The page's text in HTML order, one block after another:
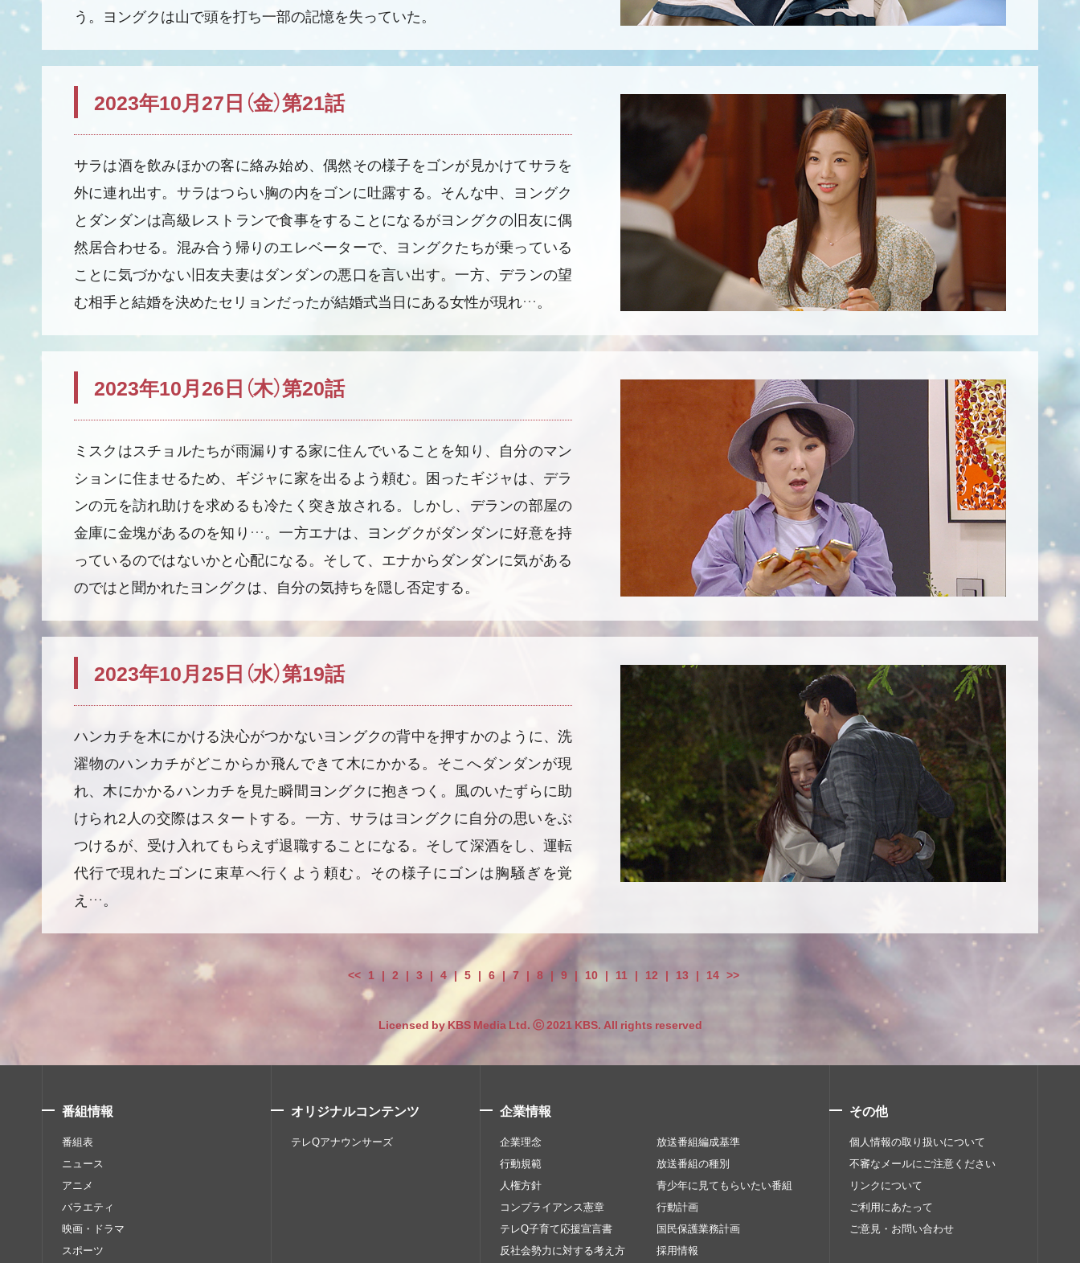
う。ヨングクは山で頭を打ち一部の記憶を失っていた。
2023年10月27日（金）第21話
サラは酒を飲みほかの客に絡み始め、偶然その様子をゴンが見かけてサラを
外に連れ出す。サラはつらい胸の内をゴンに吐露する。そんな中、ヨングク
とダンダンは高級レストランで食事をすることになるがヨングクの旧友に偶
然居合わせる。混み合う帰りのエレベーターで、ヨングクたちが乗っている
ことに気づかない旧友夫妻はダンダンの悪口を言い出す。一方、デランの望
む相手と結婚を決めたセリョンだったが結婚式当日にある女性が現れ…。
2023年10月26日（木）第20話
ミスクはスチョルたちが雨漏りする家に住んでいることを知り、自分のマン
ションに住ませるため、ギジャに家を出るよう頼む。困ったギジャは、デラ
ンの元を訪れ助けを求めるも冷たく突き放される。しかし、デランの部屋の
金庫に金塊があるのを知り…。一方エナは、ヨングクがダンダンに好意を持
っているのではないかと心配になる。そして、エナからダンダンに気がある
のではと聞かれたヨングクは、自分の気持ちを隠し否定する。
2023年10月25日（水）第19話
ハンカチを木にかける決心がつかないヨングクの背中を押すかのように、洗
濯物のハンカチがどこからか飛んできて木にかかる。そこへダンダンが現
れ、木にかかるハンカチを見た瞬間ヨングクに抱きつく。風のいたずらに助
けられ2人の交際はスタートする。一方、サラはヨングクに自分の思いをぶ
つけるが、受け入れてもらえず退職することになる。そして深酒をし、運転
代行で現れたゴンに束草へ行くよう頼む。その様子にゴンは胸騒ぎを覚
え…。
<< 1 | 2 | 3 | 4 |5 | 6|7 | 8| 9 | 10 | 11 | 12 | 13 | 14 >>
Licensed by KBS Media Ltd. ⓒ 2021 KBS. All rights reserved
番組情報
番組表
ニュース
アニメ
バラエティ
映画・ドラマ
スポーツ
オリジナルコンテンツ
テレQアナウンサーズ
企業情報
企業理念
行動規範
人権方針
コンプライアンス憲章
テレQ子育て応援宣言書
反社会勢力に対する考え方
放送番組編成基準
放送番組の種別
青少年に見てもらいたい番組
行動計画
国民保護業務計画
採用情報
その他
個人情報の取り扱いについて
不審なメールにご注意ください
リンクについて
ご利用にあたって
ご意見・お問い合わせ